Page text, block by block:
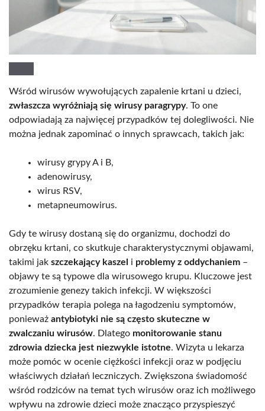
Wśród wirusów wywołujących zapalenie krtani u dzieci,
zwłaszcza wyróżniają się wirusy paragrypy. To one
odpowiadają za najwięcej przypadków tej dolegliwości. Nie
można jednak zapominać o innych sprawcach, takich jak:
wirusy grypy A i B,
adenowirusy,
wirus RSV,
metapneumowirus.
Gdy te wirusy dostaną się do organizmu, dochodzi do
obrzęku krtani, co skutkuje charakterystycznymi objawami,
takimi jak szczekający kaszel i problemy z oddychaniem –
objawy te są typowe dla wirusowego krupu. Kluczowe jest
zrozumienie genezy takich infekcji. W większości
przypadków terapia polega na łagodzeniu symptomów,
ponieważ antybiotyki nie są często skuteczne w
zwalczaniu wirusów. Dlatego monitorowanie stanu
zdrowia dziecka jest niezwykle istotne. Wizyta u lekarza
może pomóc w ocenie ciężkości infekcji oraz w podjęciu
właściwych działań leczniczych. Zwiększona świadomość
wśród rodziców na temat tych wirusów oraz ich możliwego
wpływu na zdrowie dzieci może znacząco przyspieszyć